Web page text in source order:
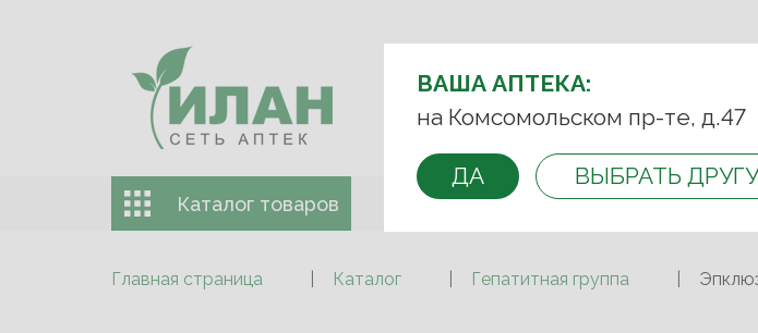
ВЫБЕРИТЕ АПТЕКУ:
м.Фрунзенская
Комсомольский пр-т,
ВАША АПТЕКА:
на Комсомольском пр-те, д.47
ДА ВЫБРАТЬ
+7 (993) 253 45 93 +7 (499)
Каталог товаров Доставка и оплата Контакты
Главная страница Каталог Гепатитная группа